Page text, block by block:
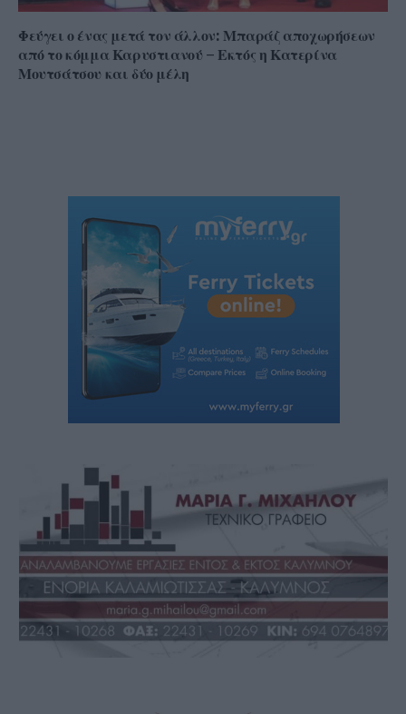
Φεύγει ο ένας μετά τον άλλον: Μπαράζ αποχωρήσεων
από το κόμμα Καρυστιανού – Εκτός η Κατερίνα
Μουτσάτσου και δύο μέλη